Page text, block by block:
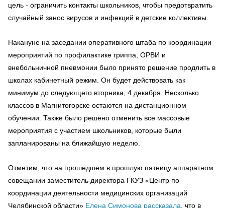
цель - ограничить контакты школьников, чтобы предотвратить
случайный занос вирусов и инфекций в детские коллективы.
Накануне на заседании оперативного штаба по координации
мероприятий по профилактике гриппа, ОРВИ и
внебольничной пневмонии было принято решение продлить в
школах кабинетный режим. Он будет действовать как
минимум до следующего вторника, 4 декабря. Несколько
классов в Магнитогорске остаются на дистанционном
обучении. Также было решено отменить все массовые
мероприятия с участием школьников, которые были
запланированы на ближайшую неделю.
Отметим, что на прошедшем в прошлую пятницу аппаратном
совещании заместитель директора ГКУЗ «Центр по
координации деятельности медицинских организаций
Челябинской области» Елена Симонова рассказала , что в